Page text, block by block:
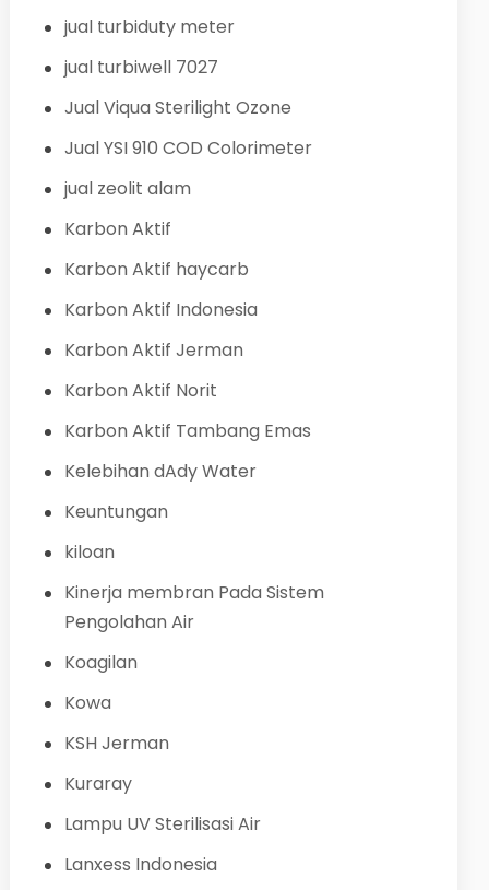
jual turbiduty meter
jual turbiwell 7027
Jual Viqua Sterilight Ozone
Jual YSI 910 COD Colorimeter
jual zeolit alam
Karbon Aktif
Karbon Aktif haycarb
Karbon Aktif Indonesia
Karbon Aktif Jerman
Karbon Aktif Norit
Karbon Aktif Tambang Emas
Kelebihan dAdy Water
Keuntungan
kiloan
Kinerja membran Pada Sistem
Pengolahan Air
Koagilan
Kowa
KSH Jerman
Kuraray
Lampu UV Sterilisasi Air
Lanxess Indonesia